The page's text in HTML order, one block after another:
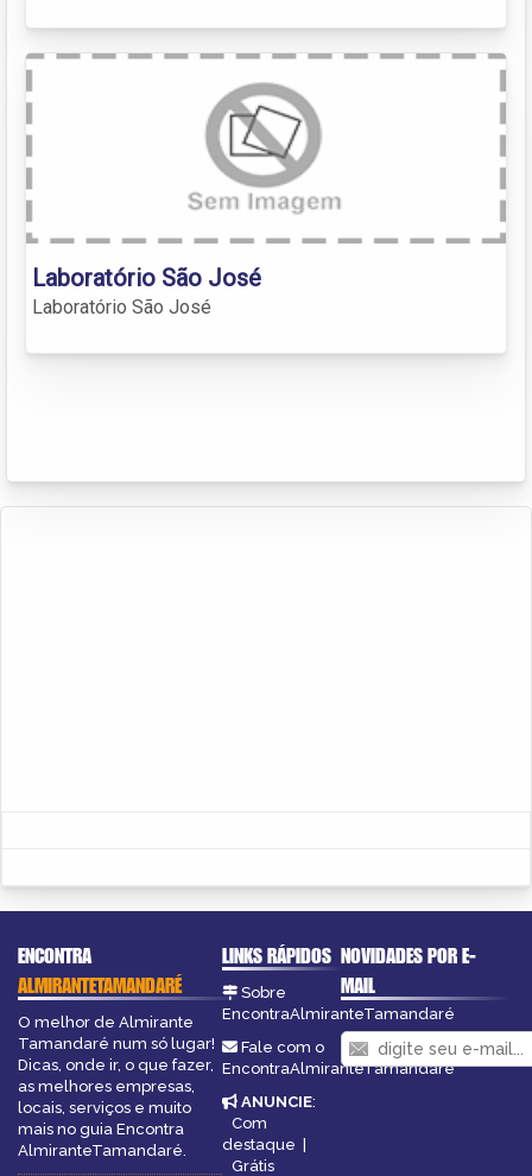
Laboratório São José
Laboratório São José
ENCONTRA
ALMIRANTETAMANDARÉ
O melhor de Almirante
Tamandaré num só lugar!
Dicas, onde ir, o que fazer,
as melhores empresas,
locais, serviços e muito
mais no guia Encontra
AlmiranteTamandaré.
LINKS RÁPIDOS
Sobre
EncontraAlmiranteTamandaré
Fale com o
EncontraAlmiranteTamandaré
ANUNCIE:
Com
destaque |
Grátis
NOVIDADES POR E-
MAIL